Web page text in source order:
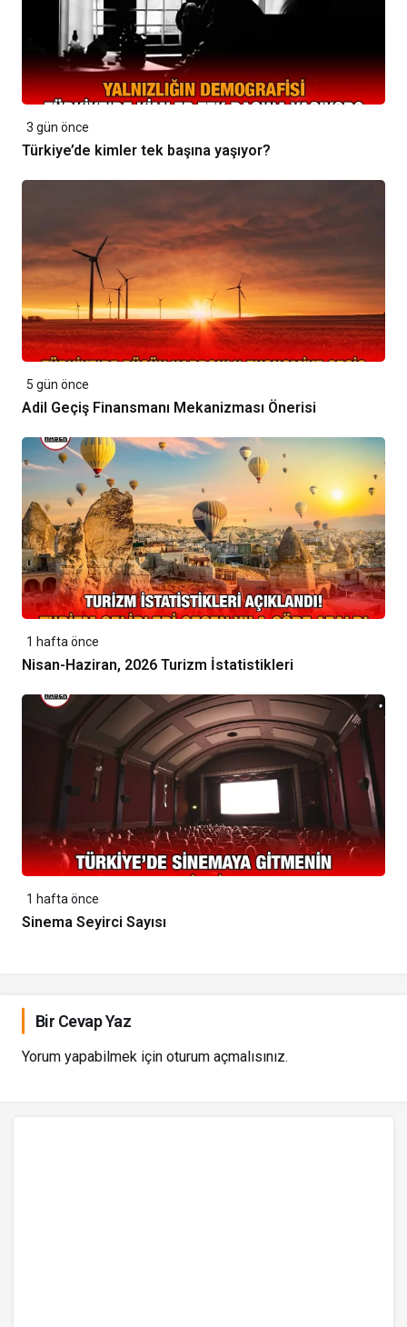
3 gün önce
Türkiye’de kimler tek başına yaşıyor?
5 gün önce
Adil Geçiş Finansmanı Mekanizması Önerisi
1 hafta önce
Nisan-Haziran, 2026 Turizm İstatistikleri
1 hafta önce
Sinema Seyirci Sayısı
Bir Cevap Yaz
Yorum yapabilmek için oturum açmalısınız.